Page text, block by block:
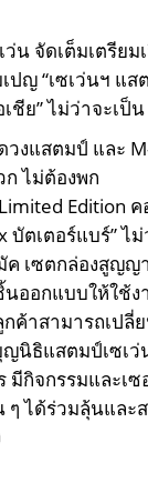
ว่น จัดเต็มเตรีย
ญ “เซเว่นฯ แส
ชีย” ไม่ว่าจะเป็น
วงแสตมป์ และ
ก ไม่ต้องพก
Edition
บัตเตอร์แบร์” ไ
ค เซตกล่องสูญญ
ออกแบบให้ใช้ง
ค้าสามารถเปลี่
นิธิแสตมป์เซเว่
มีกิจกรรมและเ
ๆ ได้ร่วมลุ้นและ